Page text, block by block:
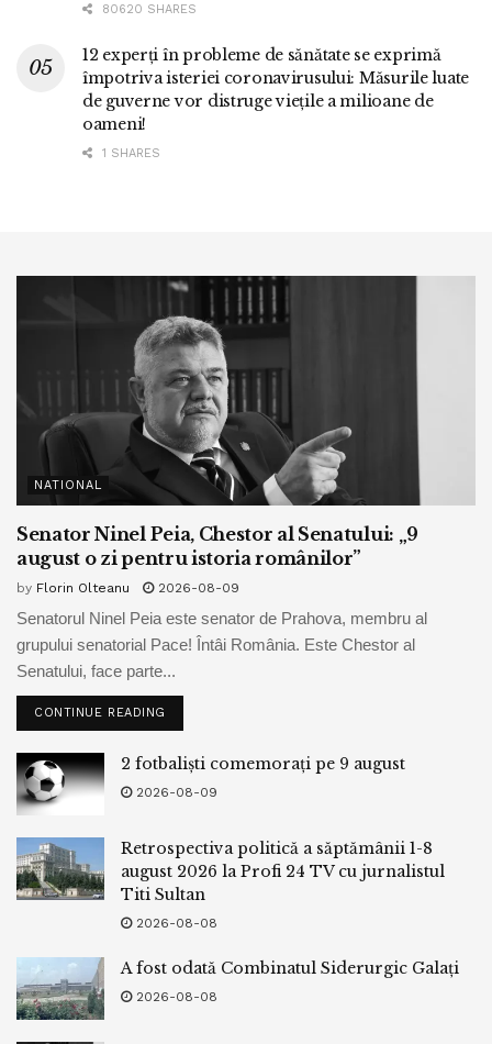
80620 SHARES
12 experți în probleme de sănătate se exprimă
împotriva isteriei coronavirusului: Măsurile luate
de guverne vor distruge viețile a milioane de
oameni!
1 SHARES
NATIONAL
Senator Ninel Peia, Chestor al Senatului: „9
august o zi pentru istoria românilor”
by Florin Olteanu 2026-08-09
Senatorul Ninel Peia este senator de Prahova, membru al
grupului senatorial Pace! Întâi România. Este Chestor al
Senatului, face parte...
CONTINUE READING
2 fotbaliști comemorați pe 9 august
2026-08-09
Retrospectiva politică a săptămânii 1-8
august 2026 la Profi 24 TV cu jurnalistul
Titi Sultan
2026-08-08
A fost odată Combinatul Siderurgic Galați
2026-08-08